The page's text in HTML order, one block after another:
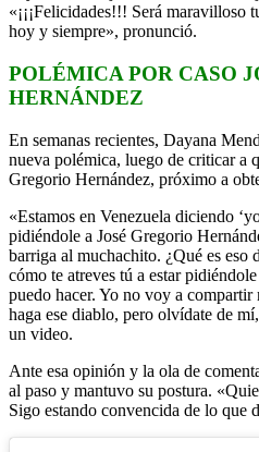
«¡¡¡Felicidades!!! Será maravilloso
hoy y siempre», pronunció.
POLÉMICA POR CASO
HERNÁNDEZ
En semanas recientes, Dayana
nueva polémica, luego de criticar a
Gregorio Hernández, próximo a
«Estamos en Venezuela diciendo
pidiéndole a José Gregorio
barriga al muchachito. ¿Qué es eso
cómo te atreves tú a estar
puedo hacer. Yo no voy a
haga ese diablo, pero olvídate de
un video.
Ante esa opinión y la ola de
al paso y mantuvo su postura.
Sigo estando convencida de lo que